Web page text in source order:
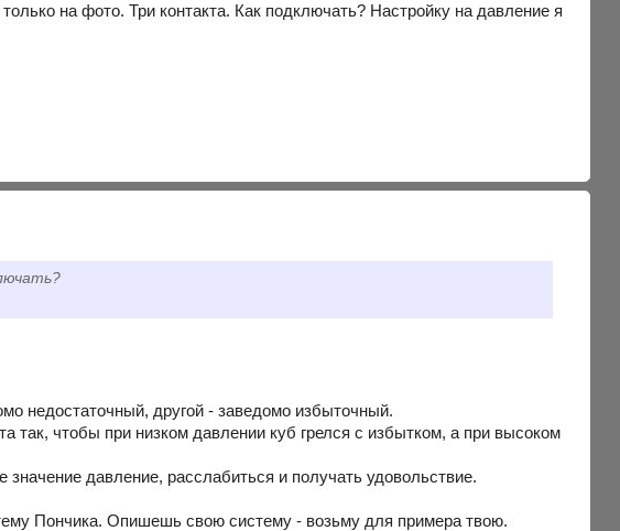
на фото. Три контакта. Как подключать? Настройку на давление я
недостаточный, другой - заведомо избыточный.
так, чтобы при низком давлении куб грелся с избытком, а при высоком
давление, расслабиться и получать удовольствие.
Пончика. Опишешь свою систему - возьму для примера твою.